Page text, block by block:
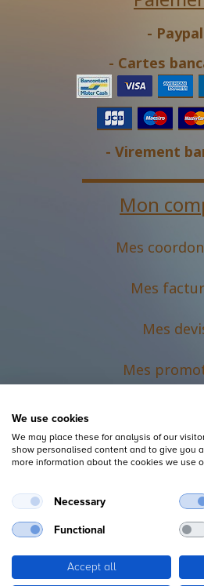
- Paypal
- Cartes
- Virement
Mon
Mes
Mes
Mes
Mes
Mentions
We use cookies
We may place these for analysis of our
show personalised content and to give you
more information about the cookies we use
Necessary
Functional
Accept all